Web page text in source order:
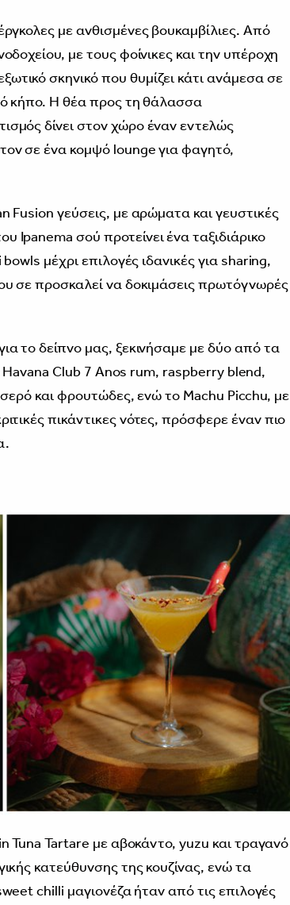
με ανθισμένες βουκαμβίλιες. Από
με τους φοίνικες και την υπέροχη
σκηνικό που θυμίζει κάτι ανάμεσα σε
κήπο. Η θέα προς τη θάλασσα
δίνει στον χώρο έναν εντελώς
σε ένα κομψό lounge για φαγητό,
γεύσεις, με αρώματα και γευστικές
σού προτείνει ένα ταξιδιάρικο
μέχρι επιλογές ιδανικές για sharing,
σε προσκαλεί να δοκιμάσεις πρωτόγνωρές
το δείπνο μας, ξεκινήσαμε με δύο από τα
Club 7 Anos rum, raspberry blend,
και φρουτώδες, ενώ το Machu Picchu, με
πικάντικες νότες, πρόσφερε έναν πιο
Tartare με αβοκάντο, yuzu και τραγανό
κατεύθυνσης της κουζίνας, ενώ τα
chilli μαγιονέζα ήταν από τις επιλογές